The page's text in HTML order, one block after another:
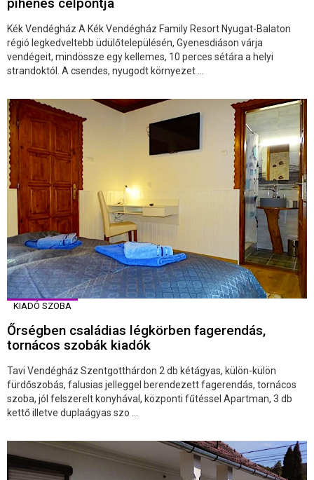
Kék Vendégház A Kék Vendégház Family Resort Nyugat-Balaton
régió legkedveltebb üdülőtelepülésén, Gyenesdiáson várja
vendégeit, mindössze egy kellemes, 10 perces sétára a helyi
strandoktól. A csendes, nyugodt környezet ...
KIADÓ SZOBA
Őrségben családias légkörben fagerendás,
tornácos szobák kiadók
Tavi Vendégház Szentgotthárdon 2 db kétágyas, külön-külön
fürdőszobás, falusias jelleggel berendezett fagerendás, tornácos
szoba, jól felszerelt konyhával, központi fűtéssel Apartman, 3 db
kettő illetve duplaágyas szo ...